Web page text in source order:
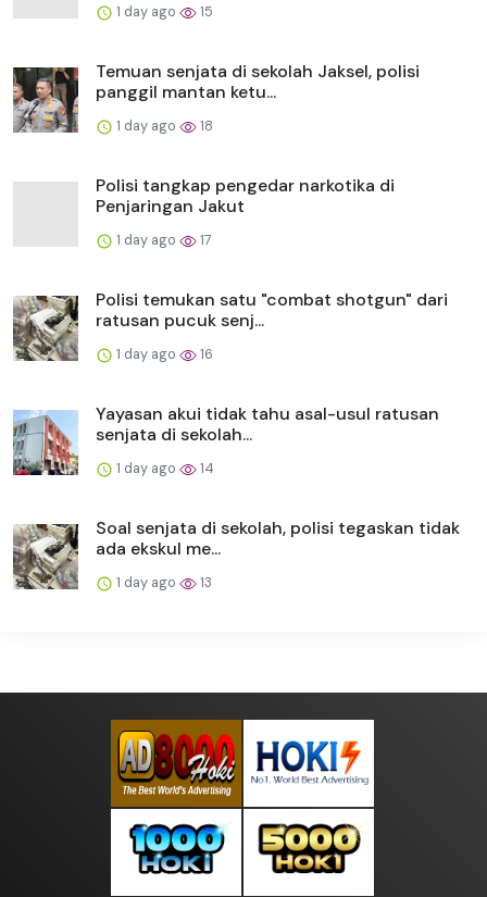
1 day ago 15
Temuan senjata di sekolah Jaksel, polisi
panggil mantan ketu...
1 day ago 18
Polisi tangkap pengedar narkotika di
Penjaringan Jakut
1 day ago 17
Polisi temukan satu "combat shotgun" dari
ratusan pucuk senj...
1 day ago 16
Yayasan akui tidak tahu asal-usul ratusan
senjata di sekolah...
1 day ago 14
Soal senjata di sekolah, polisi tegaskan tidak
ada ekskul me...
1 day ago 13